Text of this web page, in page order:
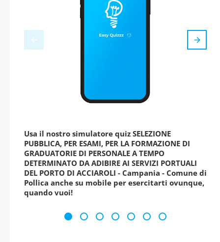
Usa il nostro simulatore quiz SELEZIONE
PUBBLICA, PER ESAMI, PER LA FORMAZIONE DI
GRADUATORIE DI PERSONALE A TEMPO
DETERMINATO DA ADIBIRE AI SERVIZI PORTUALI
DEL PORTO DI ACCIAROLI - Campania - Comune di
Pollica anche su mobile per esercitarti ovunque,
quando vuoi!